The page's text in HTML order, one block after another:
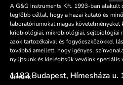
A G&G Instruments Kft. 1993-ban alakult
legfőbb céllal, hogy a hazai kutató és
laboratóriumokat magas követelményeket
kriobiológiai, mikrobiológiai, sejtbiológiai
azok tartozékaival és fogyóeszközökkel
továbbá amellett, hogy igényes,
nyújtsunk és kielégítsük vevőink speciális
Címünk
1182 Budapest, Hímesháza u.